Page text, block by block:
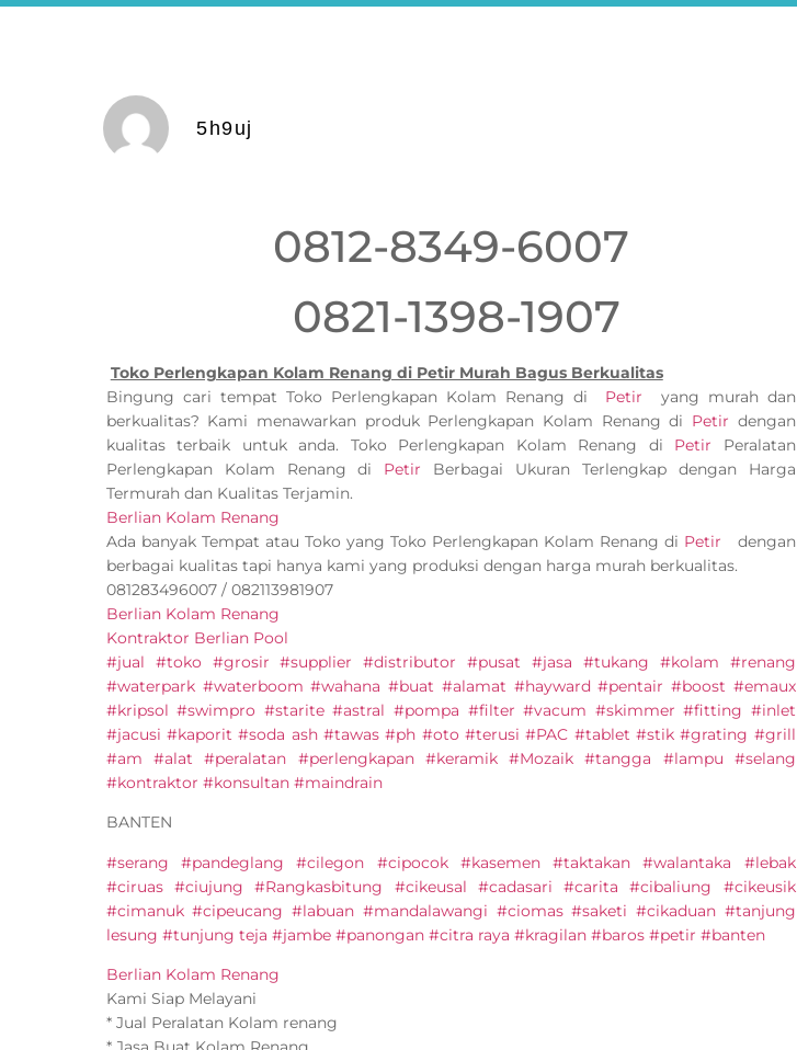
5h9uj
0812-8349-6007
0821-1398-1907
Toko Perlengkapan Kolam Renang di Petir Murah Bagus Berkualitas
Bingung cari tempat Toko Perlengkapan Kolam Renang di Petir yang murah dan
berkualitas? Kami menawarkan produk Perlengkapan Kolam Renang di Petir dengan
kualitas terbaik untuk anda. Toko Perlengkapan Kolam Renang di Petir Peralatan
Perlengkapan Kolam Renang di Petir Berbagai Ukuran Terlengkap dengan Harga
Termurah dan Kualitas Terjamin.
Berlian Kolam Renang
Ada banyak Tempat atau Toko yang Toko Perlengkapan Kolam Renang di Petir
dengan
berbagai kualitas tapi hanya kami yang produksi dengan harga murah berkualitas.
081283496007 / 082113981907
Berlian Kolam Renang
Kontraktor Berlian Pool
#jual #toko #grosir #supplier #distributor #pusat #jasa #tukang #kolam #renang
#waterpark #waterboom #wahana #buat #alamat #hayward #pentair #boost #emaux
#kripsol #swimpro #starite #astral #pompa #filter #vacum #skimmer #fitting #inlet
#jacusi #kaporit #soda ash #tawas #ph #oto #terusi #PAC #tablet #stik #grating #grill
#am #alat #peralatan #perlengkapan #keramik #Mozaik #tangga #lampu #selang
#kontraktor #konsultan #maindrain
BANTEN
#serang #pandeglang #cilegon #cipocok #kasemen #taktakan #walantaka #lebak
#ciruas #ciujung #Rangkasbitung #cikeusal #cadasari #carita #cibaliung #cikeusik
#cimanuk #cipeucang #labuan #mandalawangi #ciomas #saketi #cikaduan #tanjung
lesung #tunjung teja #jambe #panongan #citra raya #kragilan #baros #petir #banten
Berlian Kolam Renang
Kami Siap Melayani
* Jual Peralatan Kolam renang